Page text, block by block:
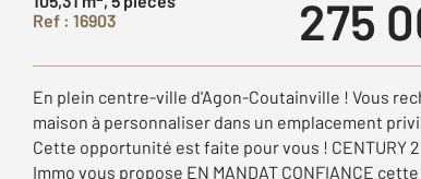
Ref : 16903
275
En plein centre-ville d'Agon-Coutainville ! Vous
maison à personnaliser dans un emplacement
Cette opportunité est faite pour vous ! CENTURY
Immo vous propose EN MANDAT CONFIANCE